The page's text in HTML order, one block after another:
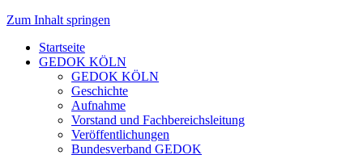
Zum Inhalt springen
Startseite
GEDOK KÖLN
GEDOK KÖLN
Geschichte
Aufnahme
Vorstand und Fachbereichsleitung
Veröffentlichungen
Bundesverband GEDOK